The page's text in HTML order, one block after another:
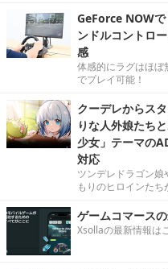
GeForce NOW
ンドルコントロ
感
体感的にラグはほぼ
でプレイ可能！
クーデレからス
りな人外娘たち
少女」テーマの
対応
ツンデレドラゴン娘
もりのヒロインたち
ゲームコマース
Xsollaの最新情報は